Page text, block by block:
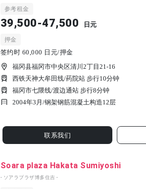
参考租金
39,500-47,500 日元
押金
签约时 60,000 日元/押金
福冈县福冈市中央区清川2丁目21-16
西铁天神大牟田线/药院站 步行10分钟
福冈市七隈线/渡边通站 步行8分钟
2004年3月/钢架钢筋混凝土构造12层
联系我们
Soara plaza Hakata Sumiyoshi
- ソアラプラザ博多住吉 -